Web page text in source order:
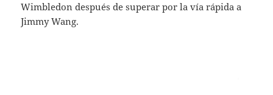
Wimbledon después de superar por la vía rápida a
Jimmy Wang.